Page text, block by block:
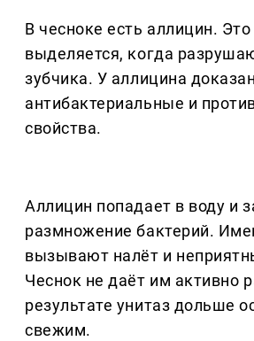
В чесноке есть аллицин.
выделяется, когда
зубчика. У аллицина
антибактериальные и
свойства.
Аллицин попадает в воду и
размножение бактерий.
вызывают налёт и
Чеснок не даёт им активно
результате унитаз дольше
свежим.